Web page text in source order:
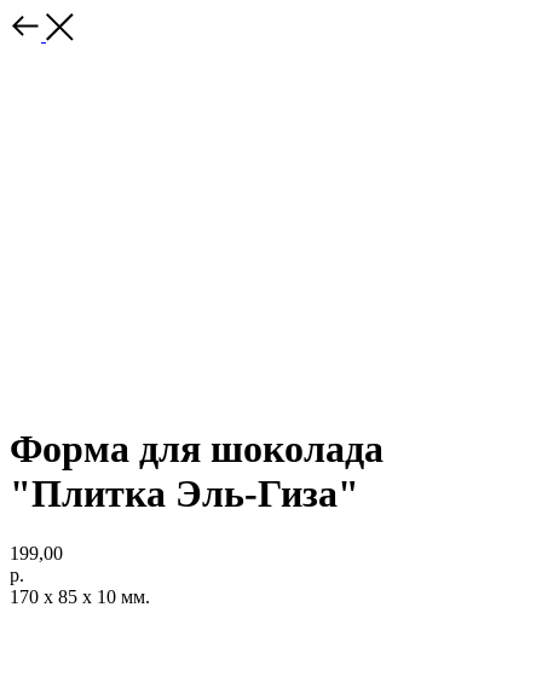
Форма для шоколада
"Плитка Эль-Гиза"
199,00
р.
170 х 85 х 10 мм.